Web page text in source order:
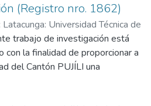
de un producto o servicio. El
desarrolló con un enfoque
y un diseño experimental, en el
24 participantes (12
12 mujeres) de diferentes zonas
tipo emocional, informativo y
(Registro nro. 1862)
Latacunga: Universidad Técnica de
(UTC),2012-03)Sisalema
Elizabeth;Tipán Rea,
;Cárdenas, Milton Marcelo
trabajo de investigación está
con la finalidad de proporcionar a
del Cantón PUJÍLI una
que son cancelados anualmente